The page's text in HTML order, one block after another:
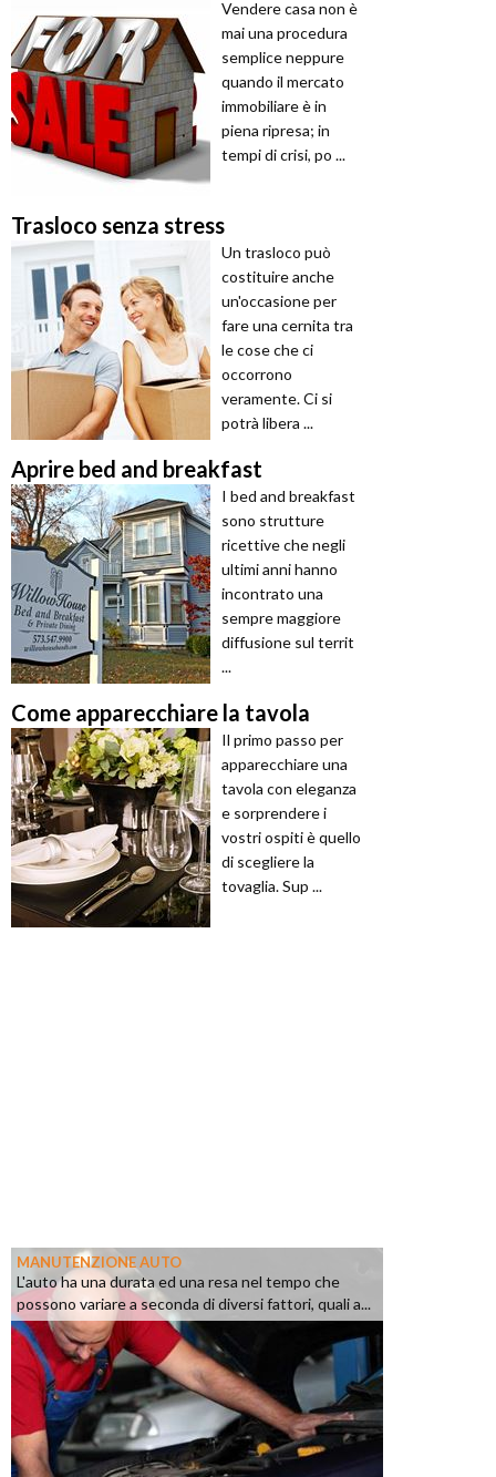
Vendere casa non è
mai una procedura
semplice neppure
quando il mercato
immobiliare è in
piena ripresa; in
tempi di crisi, po ...
Trasloco senza stress
Un trasloco può
costituire anche
un'occasione per
fare una cernita tra
le cose che ci
occorrono
veramente. Ci si
potrà libera ...
Aprire bed and breakfast
I bed and breakfast
sono strutture
ricettive che negli
ultimi anni hanno
incontrato una
sempre maggiore
diffusione sul territ
...
Come apparecchiare la tavola
Il primo passo per
apparecchiare una
tavola con eleganza
e sorprendere i
vostri ospiti è quello
di scegliere la
tovaglia. Sup ...
MANUTENZIONE AUTO
L'auto ha una durata ed una resa nel tempo che
possono variare a seconda di diversi fattori, quali a...